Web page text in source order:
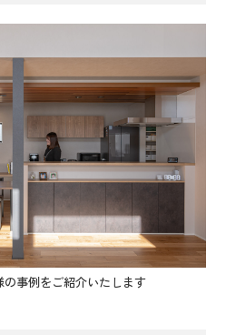
事例をご紹介いたします